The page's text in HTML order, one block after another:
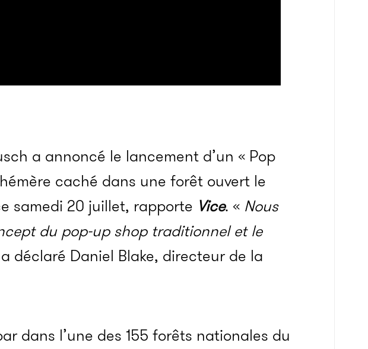
a annoncé le lancement d’un « Pop
caché dans une forêt ouvert le
samedi 20 juillet, rapporte Vice. « Nous
du pop-up shop traditionnel et le
déclaré Daniel Blake, directeur de la
dans l’une des 155 forêts nationales du